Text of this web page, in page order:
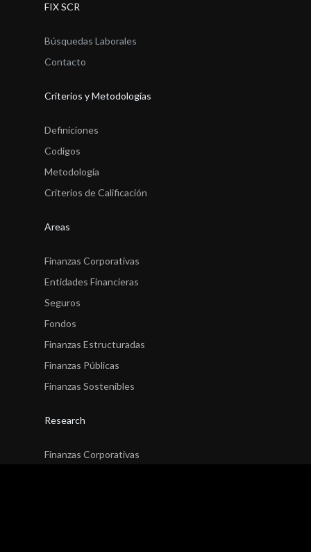
FIX SCR
Búsquedas Laborales
Contacto
Criterios y Metodologías
Definiciones
Codigos
Metodología
Criterios de Calificación
Areas
Finanzas Corporativas
Entidades Financieras
Seguros
Fondos
Finanzas Estructuradas
Finanzas Públicas
Finanzas Sostenibles
Research
Finanzas Corporativas